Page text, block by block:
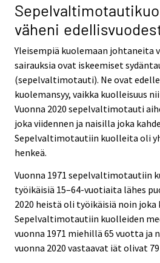
väheni
Yleisempiä kuolemaan johtaneita
sairauksia ovat iskeemiset
(sepelvaltimotauti). Ne ovat
kuolemansyy, vaikka kuolleisuus
Vuonna 2020 sepelvaltimotauti
joka viidennen ja naisilla joka
Sepelvaltimotautiin kuolleita oli
henkeä.
Vuonna 1971 sepelvaltimotautiin
työikäisiä 15–64-vuotiaita lähes
2020 heistä oli työikäisiä noin joka
Sepelvaltimotautiin kuolleiden
vuonna 1971 miehillä 65 vuotta ja
vuonna 2020 vastaavat iät olivat